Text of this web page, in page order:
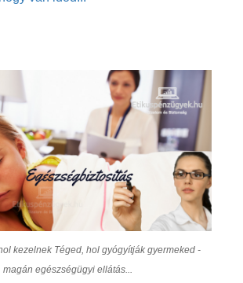
kezelnek Téged, hol gyógyítják gyermeked -
magán egészségügyi ellátás...